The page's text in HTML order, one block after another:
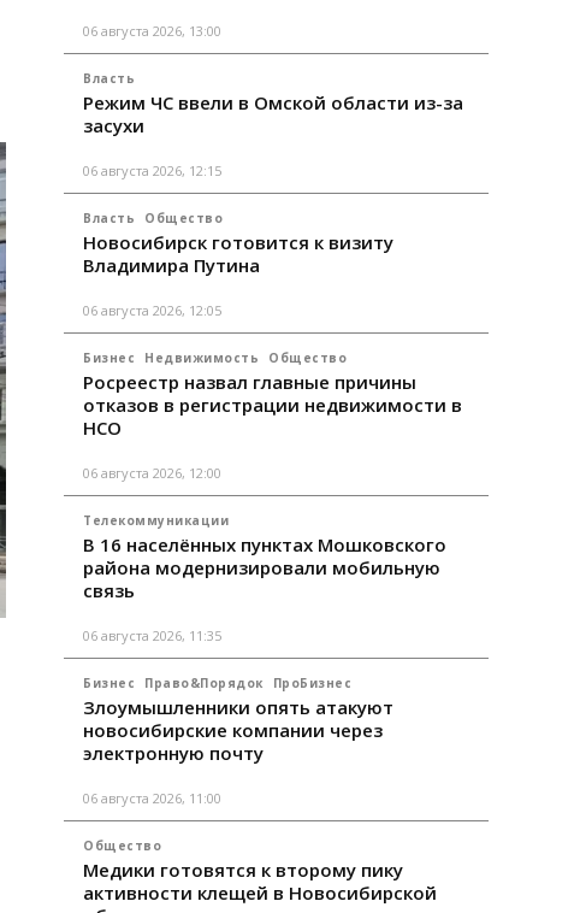
06 августа 2026, 13:00
Власть
Режим ЧС ввели в Омской области из-за
засухи
06 августа 2026, 12:15
Власть Общество
Новосибирск готовится к визиту
Владимира Путина
06 августа 2026, 12:05
Бизнес Недвижимость Общество
Росреестр назвал главные причины
отказов в регистрации недвижимости в
НСО
06 августа 2026, 12:00
Телекоммуникации
В 16 населённых пунктах Мошковского
района модернизировали мобильную
связь
06 августа 2026, 11:35
Бизнес Право&Порядок ПроБизнес
Злоумышленники опять атакуют
новосибирские компании через
электронную почту
06 августа 2026, 11:00
Общество
Медики готовятся к второму пику
активности клещей в Новосибирской